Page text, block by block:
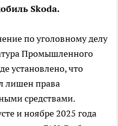
Skoda.
по уголовному делу
Промышленного
установлено, что
лишен права
средствами.
и ноябре 2025 года